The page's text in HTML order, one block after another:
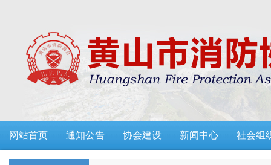
网站首页 通知公告 协会建设 新闻中心 社会组